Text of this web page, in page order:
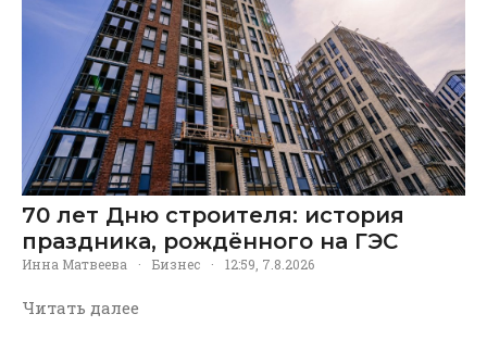
70 лет Дню строителя: история
праздника, рождённого на ГЭС
Инна Матвеева · Бизнес · 12:59, 7.8.2026
Читать далее